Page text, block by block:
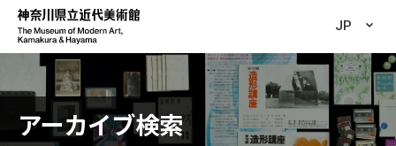
JP
アーカイブ検索